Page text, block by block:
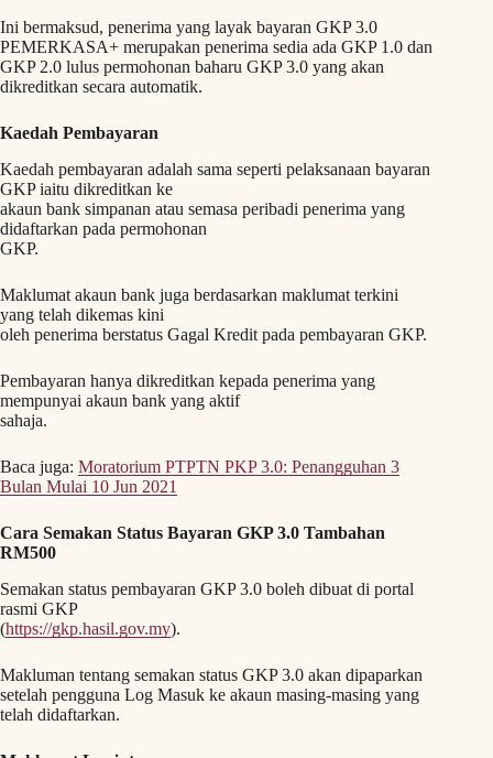
Ini bermaksud, penerima yang layak bayaran GKP 3.0
PEMERKASA+ merupakan penerima sedia ada GKP 1.0 dan
GKP 2.0 lulus permohonan baharu GKP 3.0 yang akan
dikreditkan secara automatik.
Kaedah Pembayaran
Kaedah pembayaran adalah sama seperti pelaksanaan bayaran
GKP iaitu dikreditkan ke
akaun bank simpanan atau semasa peribadi penerima yang
didaftarkan pada permohonan
GKP.
Maklumat akaun bank juga berdasarkan maklumat terkini
yang telah dikemas kini
oleh penerima berstatus Gagal Kredit pada pembayaran GKP.
Pembayaran hanya dikreditkan kepada penerima yang
mempunyai akaun bank yang aktif
sahaja.
Baca juga: Moratorium PTPTN PKP 3.0: Penangguhan 3
Bulan Mulai 10 Jun 2021
Cara Semakan Status Bayaran GKP 3.0 Tambahan
RM500
Semakan status pembayaran GKP 3.0 boleh dibuat di portal
rasmi GKP
(https://gkp.hasil.gov.my).
Makluman tentang semakan status GKP 3.0 akan dipaparkan
setelah pengguna Log Masuk ke akaun masing-masing yang
telah didaftarkan.